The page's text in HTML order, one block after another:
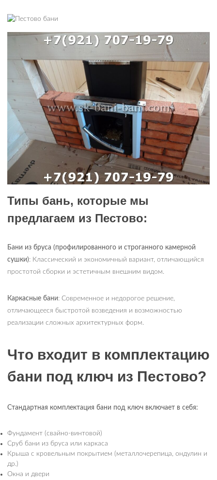
Типы бань, которые мы
предлагаем из Пестово:
Бани из бруса (профилированного и строганного камерной
сушки): Классический и экономичный вариант, отличающийся
простотой сборки и эстетичным внешним видом.
Каркасные бани: Современное и недорогое решение,
отличающееся быстротой возведения и возможностью
реализации сложных архитектурных форм.
Что входит в комплектацию
бани под ключ из Пестово?
Стандартная комплектация бани под ключ включает в себя:
Фундамент (свайно-винтовой)
Сруб бани из бруса или каркаса
Крыша с кровельным покрытием (металлочерепица, ондулин и
др.)
Окна и двери